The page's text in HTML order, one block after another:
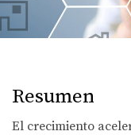
Resumen
El crecimiento